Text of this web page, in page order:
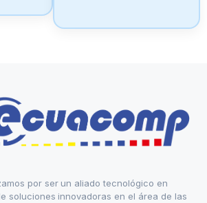
por ser un aliado tecnológico en
soluciones innovadoras en el área de las